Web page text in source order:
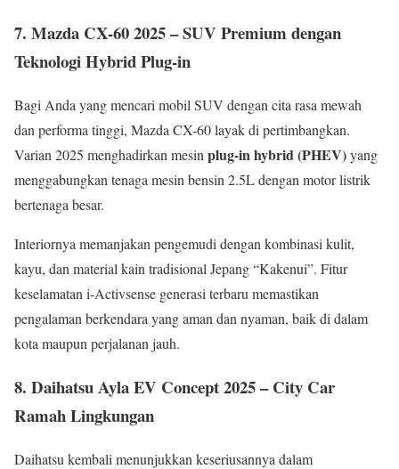
7. Mazda CX-60 2025 – SUV Premium dengan
Teknologi Hybrid Plug-in
Bagi Anda yang mencari mobil SUV dengan cita rasa mewah
dan performa tinggi, Mazda CX-60 layak di pertimbangkan.
Varian 2025 menghadirkan mesin plug-in hybrid (PHEV)yang
menggabungkan tenaga mesin bensin 2.5L dengan motor listrik
bertenaga besar.
Interiornya memanjakan pengemudi dengan kombinasi kulit,
kayu, dan material kain tradisional Jepang “Kakenui”. Fitur
keselamatan i-Activsense generasi terbaru memastikan
pengalaman berkendara yang aman dan nyaman, baik di dalam
kota maupun perjalanan jauh.
8. Daihatsu Ayla EV Concept 2025 – City Car
Ramah Lingkungan
Daihatsu kembali menunjukkan keseriusannya dalam